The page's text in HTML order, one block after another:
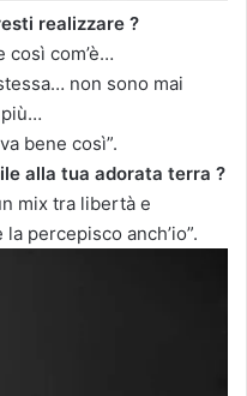
realizzare ?
così com’è…
non sono mai
bene così”.
alla tua adorata terra ?
mix tra libertà e
la percepisco anch’io”.